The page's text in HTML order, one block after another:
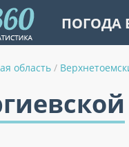
ПОГОДА
область /